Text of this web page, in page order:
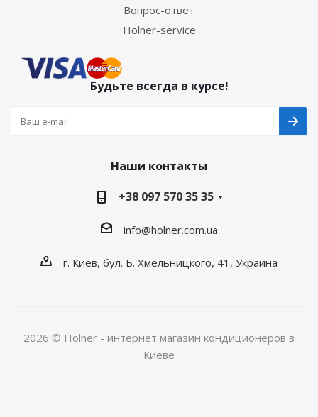
Вопрос-ответ
Holner-service
Будьте всегда в курсе!
Наши контакты
+38 097 570 35 35
info@holner.com.ua
г. Киев, бул. Б. Хмельницкого, 41, Украина
2026 © Holner - интернет магазин кондиционеров в
Киеве